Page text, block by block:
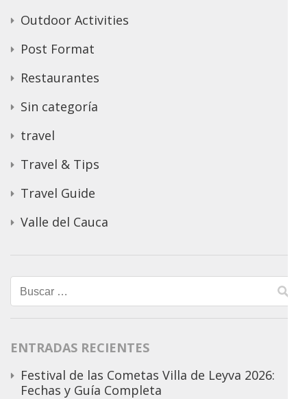
Outdoor Activities
Post Format
Restaurantes
Sin categoría
travel
Travel & Tips
Travel Guide
Valle del Cauca
Buscar:
ENTRADAS RECIENTES
Festival de las Cometas Villa de Leyva 2026:
Fechas y Guía Completa